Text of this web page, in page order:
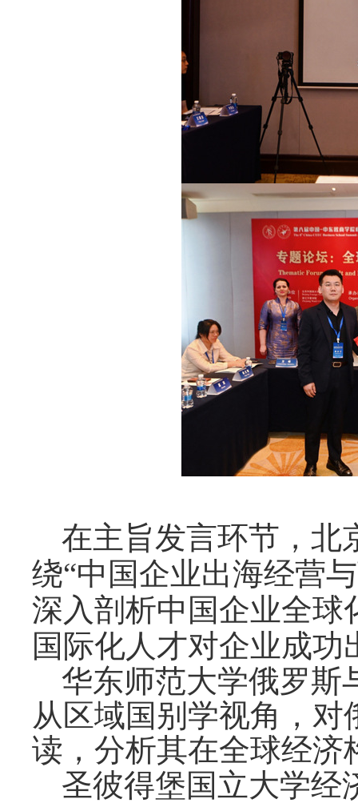
在主旨发言环节，北
绕“中国企业出海经营
深入剖析中国企业全球
国际化人才对企业成功
华东师范大学俄罗斯
从区域国别学视角，
读，分析其在全球经济
圣彼得堡国立大学经